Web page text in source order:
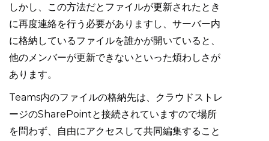
しかし、この方法だとファイルが更新されたとき
に再度連絡を行う必要がありますし、サーバー内
に格納しているファイルを誰かが開いていると、
他のメンバーが更新できないといった煩わしさが
あります。
Teams内のファイルの格納先は、クラウドストレ
ージのSharePointと接続されていますので場所
を問わず、自由にアクセスして共同編集すること